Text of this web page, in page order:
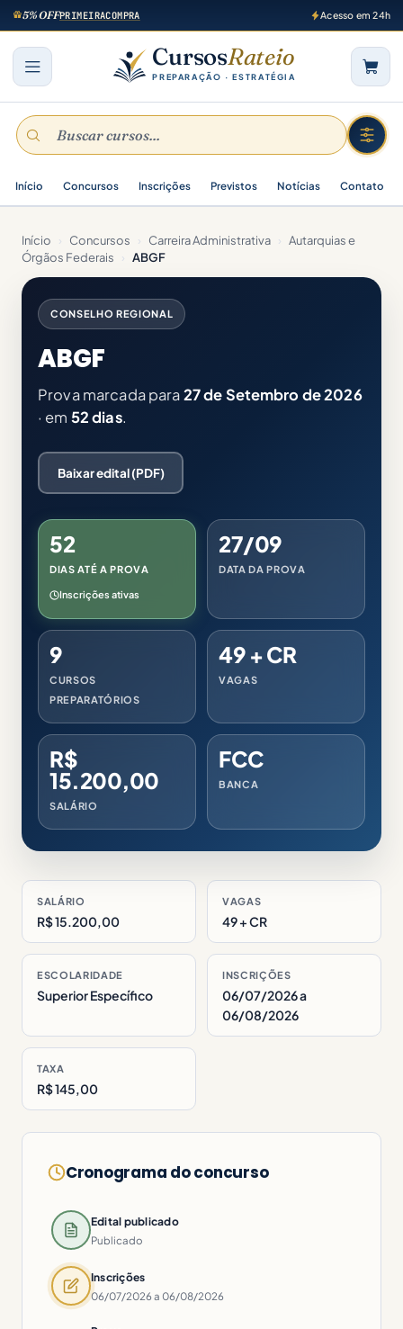
5% OFFPRIMEIRACOMPRA Acesso em 24h
CursosRateio
PREPARAÇÃO · ESTRATÉGIA
Início Concursos Inscrições Previstos Notícias Contato
Início › Concursos › Carreira Administrativa › Autarquias e
Órgãos Federais
› ABGF
CONSELHO REGIONAL
ABGF
Prova marcada para27 de Setembro de 2026
· em 52 dias.
Baixar edital (PDF)
52
DIAS ATÉ A PROVA
Inscrições ativas
27/09
DATA DA PROVA
9
CURSOS
PREPARATÓRIOS
49 + CR
VAGAS
R$
15.200,00
SALÁRIO
FCC
BANCA
SALÁRIO
R$ 15.200,00
VAGAS
49 + CR
ESCOLARIDADE
Superior Específico
INSCRIÇÕES
06/07/2026 a
06/08/2026
TAXA
R$ 145,00
Cronograma do concurso
Edital publicado
Publicado
Inscrições
06/07/2026 a 06/08/2026